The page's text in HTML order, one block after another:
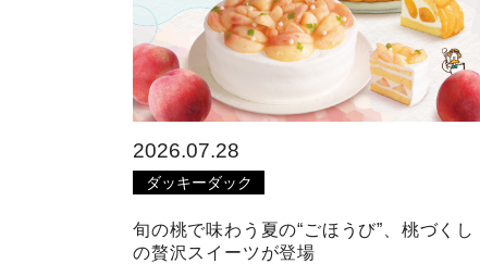
2026.07.28
ダッキーダック
旬の桃で味わう夏の“ごほうび”、桃づくし
の贅沢スイーツが登場